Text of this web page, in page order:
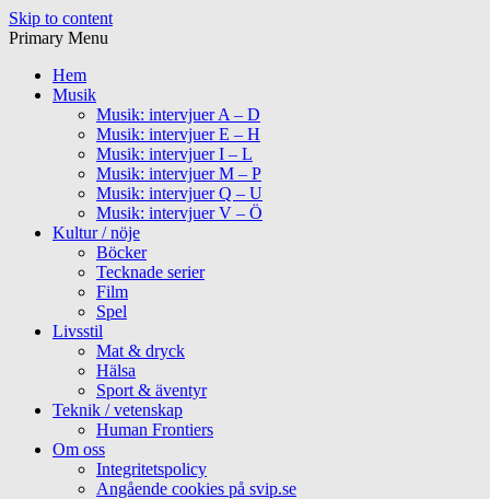
Skip to content
Primary Menu
Hem
Musik
Musik: intervjuer A – D
Musik: intervjuer E – H
Musik: intervjuer I – L
Musik: intervjuer M – P
Musik: intervjuer Q – U
Musik: intervjuer V – Ö
Kultur / nöje
Böcker
Tecknade serier
Film
Spel
Livsstil
Mat & dryck
Hälsa
Sport & äventyr
Teknik / vetenskap
Human Frontiers
Om oss
Integritetspolicy
Angående cookies på svip.se